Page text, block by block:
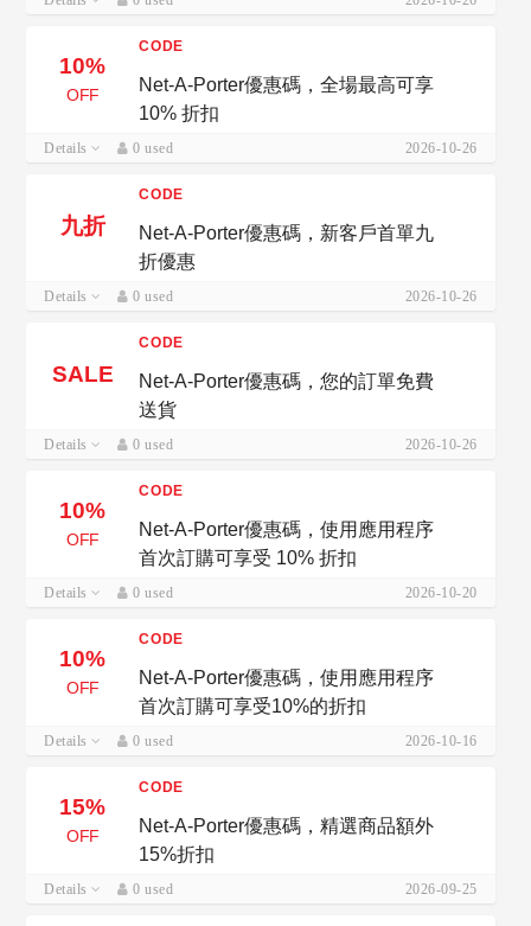
10%
OFF
CODE
Net-A-Porter優惠碼，全場最高可享
10% 折扣
Details 0 used 2026-10-26
九折
CODE
Net-A-Porter優惠碼，新客戶首單九
折優惠
Details 0 used 2026-10-26
SALE
CODE
Net-A-Porter優惠碼，您的訂單免費
送貨
Details 0 used 2026-10-26
10%
OFF
CODE
Net-A-Porter優惠碼，使用應用程序
首次訂購可享受 10% 折扣
Details 0 used 2026-10-20
10%
OFF
CODE
Net-A-Porter優惠碼，使用應用程序
首次訂購可享受10%的折扣
Details 0 used 2026-10-16
15%
OFF
CODE
Net-A-Porter優惠碼，精選商品額外
15%折扣
Details 0 used 2026-09-25